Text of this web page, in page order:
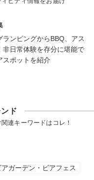
ランピングからBBQ、アス
非日常体験を存分に堪能で
スポットを紹介
ド
連キーワードはコレ！
アガーデン・ビアフェス